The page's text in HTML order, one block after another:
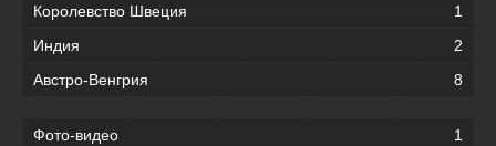
Королевство Швеция
1
Индия
2
Австро-Венгрия
8
Фото-видео
1